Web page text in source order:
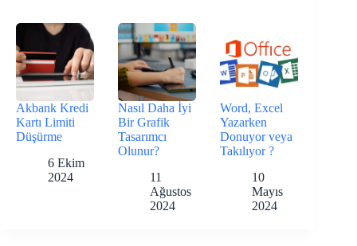
Akbank Kredi
Kartı Limiti
Düşürme
6 Ekim
2024
Nasıl Daha İyi
Bir Grafik
Tasarımcı
Olunur?
11
Ağustos
2024
Word, Excel
Yazarken
Donuyor veya
Takılıyor ?
10
Mayıs
2024